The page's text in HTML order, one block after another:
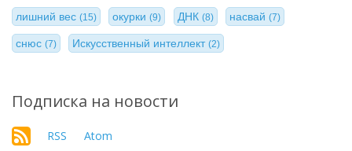
лишний вес (15) окурки(9) ДНК (8) насвай(7)
снюс (7) Искусственный интеллект(2)
Подписка на новости
RSS Atom